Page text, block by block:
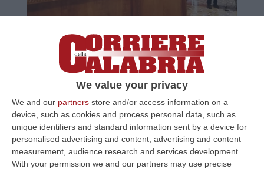
We value your privacy
We and our partners store and/or access information on a
device, such as cookies and process personal data, such as
unique identifiers and standard information sent by a device for
personalised advertising and content, advertising and content
measurement, audience research and services development.
With your permission we and our partners may use precise
Cosenza, Laghi alla presentazione del sito
web dell’Asp: «Ben fatto. Ora assunzioni»
Il consigliere regionale: «Tornare alla
organizzazione territoriale delle Asl ed
eliminare lo sciagurato accorpamento in
Asp»
Pubblicato il: 08/03/22 – 10:23